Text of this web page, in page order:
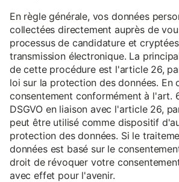
En règle générale, vos données
collectées directement auprès de
processus de candidature et
transmission électronique. La
de cette procédure est l'article 26,
loi sur la protection des données. En
consentement conformément à l'art.
DSGVO en liaison avec l'article 26,
peut être utilisé comme dispositif
protection des données. Si le
données est basé sur le
droit de révoquer votre
avec effet pour l'avenir.